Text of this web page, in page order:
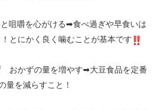
咀嚼を心がける➡︎食べ過ぎや早食いは
とにかく良く噛むことが基本です
おかずの量を増やす➡︎大豆食品を定番
量を減らすこと！